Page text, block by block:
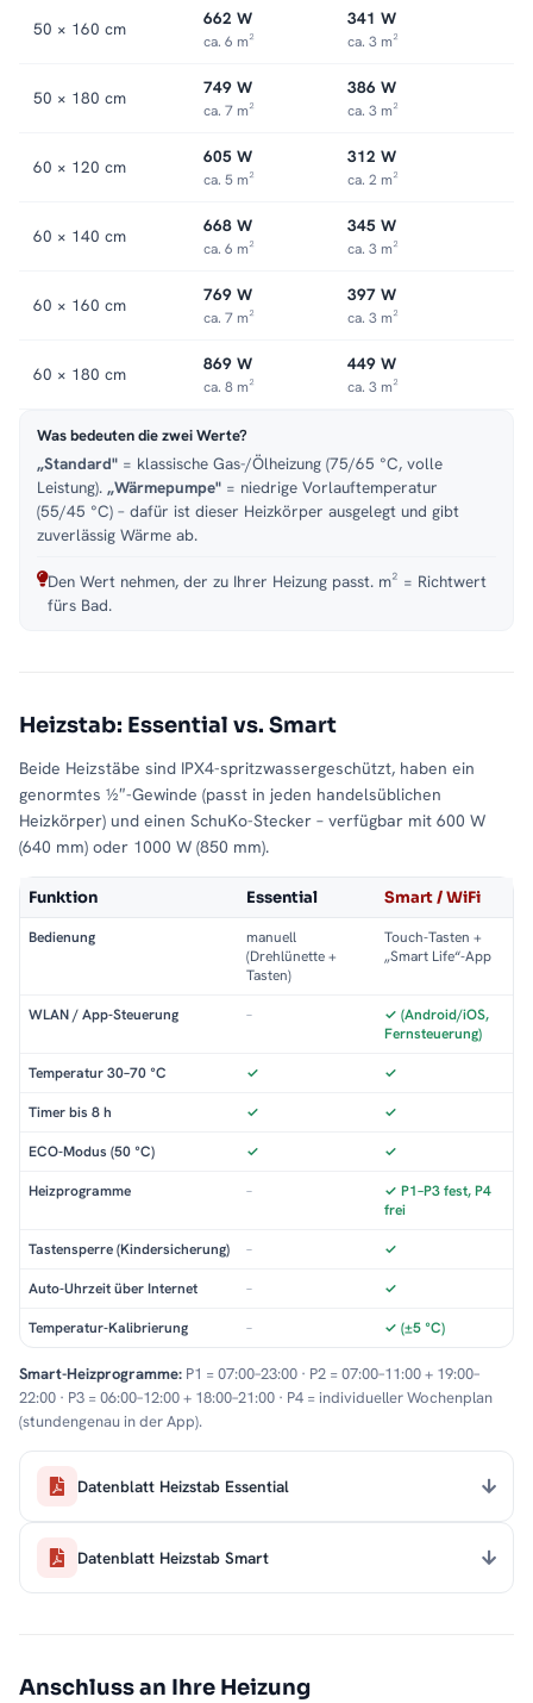
50 × 160 cm 662 W
ca. 6 m²
341 W
ca. 3 m²
50 × 180 cm 749 W
ca. 7 m²
386 W
ca. 3 m²
60 × 120 cm 605 W
ca. 5 m²
312 W
ca. 2 m²
60 × 140 cm 668 W
ca. 6 m²
345 W
ca. 3 m²
60 × 160 cm 769 W
ca. 7 m²
397 W
ca. 3 m²
60 × 180 cm 869 W
ca. 8 m²
449 W
ca. 3 m²
Was bedeuten die zwei Werte?
„Standard" = klassische Gas-/Ölheizung (75/65 °C, volle
Leistung). „Wärmepumpe" = niedrige Vorlauftemperatur
(55/45 °C) – dafür ist dieser Heizkörper ausgelegt und gibt
zuverlässig Wärme ab.
Den Wert nehmen, der zu Ihrer Heizung passt. m² = Richtwert
fürs Bad.
Heizstab: Essential vs. Smart
Beide Heizstäbe sind IPX4-spritzwassergeschützt, haben ein
genormtes ½″-Gewinde (passt in jeden handelsüblichen
Heizkörper) und einen SchuKo-Stecker – verfügbar mit 600 W
(640 mm) oder 1000 W (850 mm).
Funktion Essential Smart / WiFi
Bedienung
manuell
(Drehlünette +
Tasten)
Touch-Tasten +
„Smart Life“-App
WLAN / App-Steuerung –
✓ (Android/iOS,
Fernsteuerung)
Temperatur 30–70 °C ✓ ✓
Timer bis 8 h ✓ ✓
ECO-Modus (50 °C) ✓ ✓
Heizprogramme –
✓ P1–P3 fest, P4
frei
Tastensperre (Kindersicherung) – ✓
Auto-Uhrzeit über Internet – ✓
Temperatur-Kalibrierung – ✓ (±5 °C)
Smart-Heizprogramme: P1 = 07:00–23:00 · P2 = 07:00–11:00 + 19:00–
22:00 · P3 = 06:00–12:00 + 18:00–21:00 · P4 = individueller Wochenplan
(stundengenau in der App).
Datenblatt Heizstab Essential
Datenblatt Heizstab Smart
Anschluss an Ihre Heizung